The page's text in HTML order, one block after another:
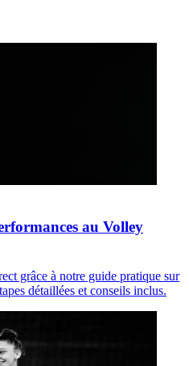
au Volley
grâce à notre guide pratique sur
détaillées et conseils inclus.